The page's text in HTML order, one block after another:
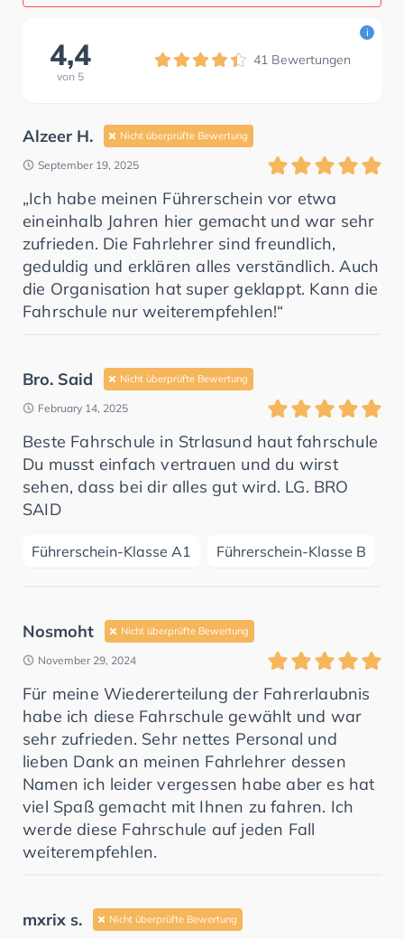
4,4
von 5
41 Bewertungen
i
Alzeer H. Nicht überprüfte Bewertung
September 19, 2025
„Ich habe meinen Führerschein vor etwa
eineinhalb Jahren hier gemacht und war sehr
zufrieden. Die Fahrlehrer sind freundlich,
geduldig und erklären alles verständlich. Auch
die Organisation hat super geklappt. Kann die
Fahrschule nur weiterempfehlen!“
Bro. Said Nicht überprüfte Bewertung
February 14, 2025
Beste Fahrschule in Strlasund haut fahrschule
Du musst einfach vertrauen und du wirst
sehen, dass bei dir alles gut wird. LG. BRO
SAID
Führerschein-Klasse A1 Führerschein-Klasse B
Nosmoht Nicht überprüfte Bewertung
November 29, 2024
Für meine Wiedererteilung der Fahrerlaubnis
habe ich diese Fahrschule gewählt und war
sehr zufrieden. Sehr nettes Personal und
lieben Dank an meinen Fahrlehrer dessen
Namen ich leider vergessen habe aber es hat
viel Spaß gemacht mit Ihnen zu fahren. Ich
werde diese Fahrschule auf jeden Fall
weiterempfehlen.
mxrix s. Nicht überprüfte Bewertung